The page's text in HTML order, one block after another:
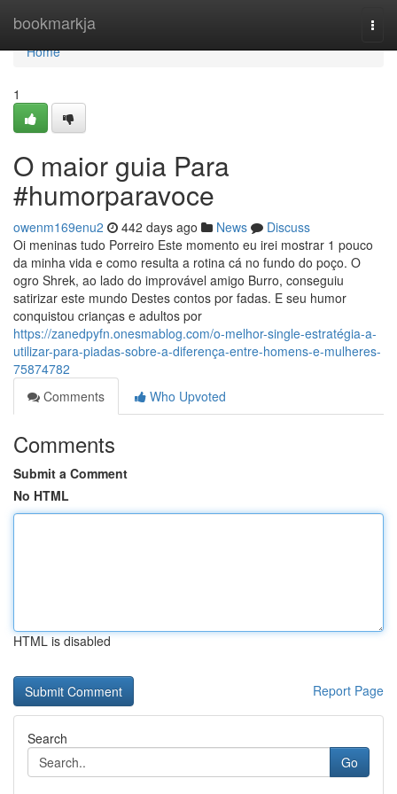
bookmarkja
Home
Home
1
O maior guia Para
#humorparavoce
owenm169enu2 442 days ago News
Discuss
Oi meninas tudo Porreiro Este momento eu irei mostrar 1 pouco
da minha vida e como resulta a rotina cá no fundo do poço. O
ogro Shrek, ao lado do improvável amigo Burro, conseguiu
satirizar este mundo Destes contos por fadas. E seu humor
conquistou crianças e adultos por
https://zanedpyfn.onesmablog.com/o-melhor-single-estratégia-a-
utilizar-para-piadas-sobre-a-diferença-entre-homens-e-mulheres-
75874782
Comments
Who Upvoted
Comments
Submit a Comment
No HTML
HTML is disabled
Report Page
Search
Go